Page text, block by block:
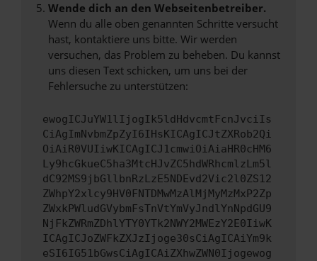
Wende dich an den Webseitenbetreiber.
Wenn du alle oben genannten Schritte versucht
hast, kontaktiere uns bitte. Wir werden
versuchen, das Problem zu beheben. Du kannst
uns diesen Text schicken, um uns bei der
Fehlersuche zu unterstützen:
ewogICJuYW1lIjogIk5ldHdvcmtFcnJvciIs
CiAgImNvbmZpZyI6IHsKICAgICJtZXRob2Qi
OiAiR0VUIiwKICAgICJ1cmwiOiAiaHR0cHM6
Ly9hcGkueC5ha3MtcHJvZC5hdWRhcmlzLm5l
dC92MS9jbGllbnRzLzE5NDEvd2Vic2l0ZS12
ZWhpY2xlcy9HV0FNTDMwMzAlMjMyMzMxP2Zp
ZWxkPWludGVybmFsTnVtYmVyJndlYnNpdGU9
NjFkZWRmZDhlYTY0YTk2NWY2MWEzY2E0IiwK
ICAgICJoZWFkZXJzIjoge30sCiAgICAiYm9k
eSI6IG51bGwsCiAgICAiZXhwZWN0Ijogewog